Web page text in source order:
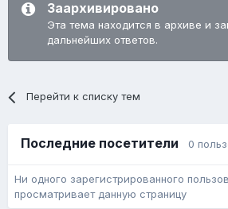
Заархивировано
Эта тема находится в архиве и
дальнейших ответов.
Перейти к списку тем
Последние посетители 0
Ни одного зарегистрированного
просматривает данную страницу